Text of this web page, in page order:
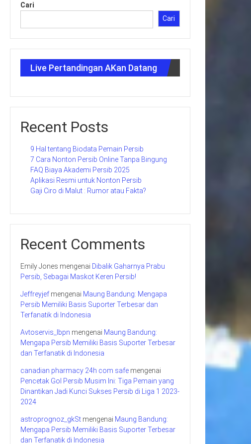
Cari
Cari
Live Pertandingan AKan Datang
Recent Posts
9 Hal tentang Biodata Pemain Persib
7 Cara Nonton Persib Online Tanpa Bingung
FAQ Biaya Akademi Persib 2025
Aplikasi Resmi untuk Nonton Persib
Gaji Ciro di Malut : Rumor atau Fakta?
Recent Comments
Emily Jones mengenai Dibalik Gaharnya Prabu
Persib, Sebagai Maskot Keren Persib!
Jeffreyjef mengenai Maung Bandung: Mengapa
Persib Memiliki Basis Suporter Terbesar dan
Terfanatik di Indonesia
Avtoservis_lbpn mengenai Maung Bandung:
Mengapa Persib Memiliki Basis Suporter Terbesar
dan Terfanatik di Indonesia
canadian pharmacy 24h com safe mengenai
Pencetak Gol Persib Musim Ini: Tiga Pemain yang
Dinantikan Jadi Kunci Sukses Persib di Liga 1 2023-
2024
astroprognoz_gkSt mengenai Maung Bandung:
Mengapa Persib Memiliki Basis Suporter Terbesar
dan Terfanatik di Indonesia